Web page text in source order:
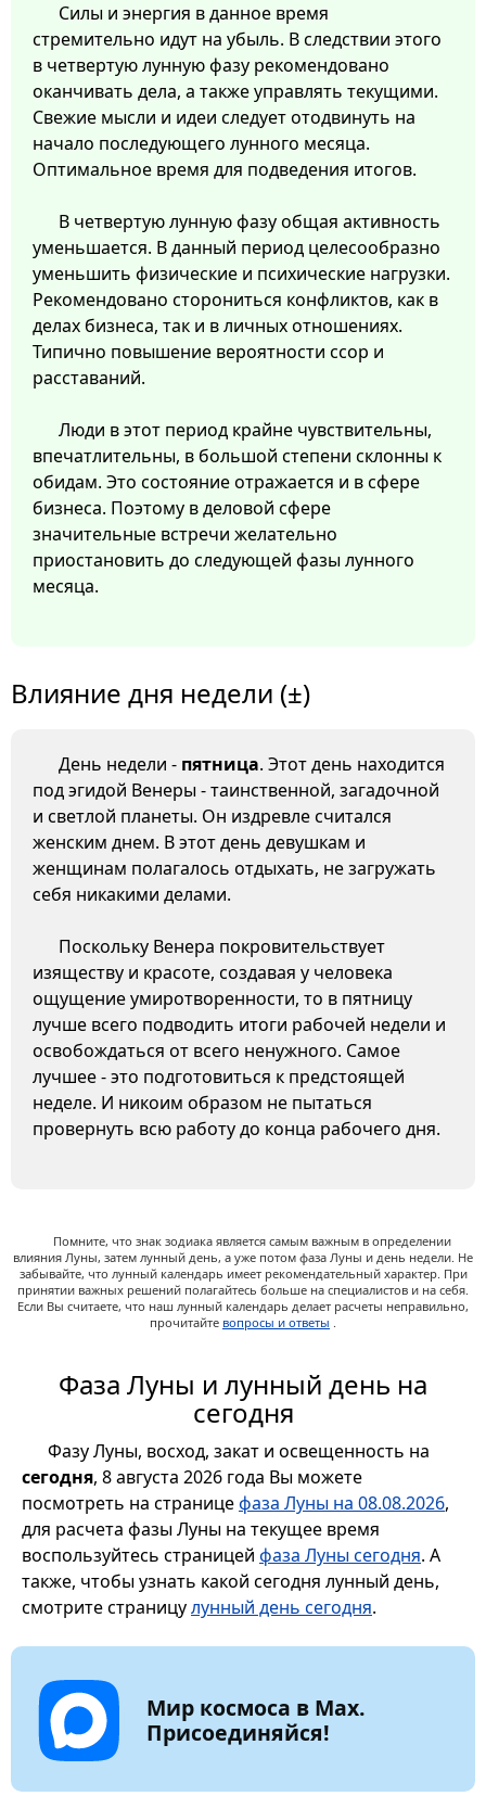
Силы и энергия в данное время
стремительно идут на убыль. В следствии этого
в четвертую лунную фазу рекомендовано
оканчивать дела, а также управлять текущими.
Свежие мысли и идеи следует отодвинуть на
начало последующего лунного месяца.
Оптимальное время для подведения итогов.
В четвертую лунную фазу общая активность
уменьшается. В данный период целесообразно
уменьшить физические и психические нагрузки.
Рекомендовано сторониться конфликтов, как в
делах бизнеса, так и в личных отношениях.
Типично повышение вероятности ссор и
расставаний.
Люди в этот период крайне чувствительны,
впечатлительны, в большой степени склонны к
обидам. Это состояние отражается и в сфере
бизнеса. Поэтому в деловой сфере
значительные встречи желательно
приостановить до следующей фазы лунного
месяца.
Влияние дня недели (±)
День недели - пятница. Этот день находится
под эгидой Венеры - таинственной, загадочной
и светлой планеты. Он издревле считался
женским днем. В этот день девушкам и
женщинам полагалось отдыхать, не загружать
себя никакими делами.
Поскольку Венера покровительствует
изяществу и красоте, создавая у человека
ощущение умиротворенности, то в пятницу
лучше всего подводить итоги рабочей недели и
освобождаться от всего ненужного. Самое
лучшее - это подготовиться к предстоящей
неделе. И никоим образом не пытаться
провернуть всю работу до конца рабочего дня.
Помните, что знак зодиака является самым важным в определении
влияния Луны, затем лунный день, а уже потом фаза Луны и день недели. Не
забывайте, что лунный календарь имеет рекомендательный характер. При
принятии важных решений полагайтесь больше на специалистов и на себя.
Если Вы считаете, что наш лунный календарь делает расчеты неправильно,
прочитайте вопросы и ответы .
Фаза Луны и лунный день на
сегодня
Фазу Луны, восход, закат и освещенность на
сегодня, 8 августа 2026 года Вы можете
посмотреть на страницефаза Луны на 08.08.2026,
для расчета фазы Луны на текущее время
воспользуйтесь страницей фаза Луны сегодня. А
также, чтобы узнать какой сегодня лунный день,
смотрите страницулунный день сегодня.
Мир космоса в Max.
Присоединяйся!